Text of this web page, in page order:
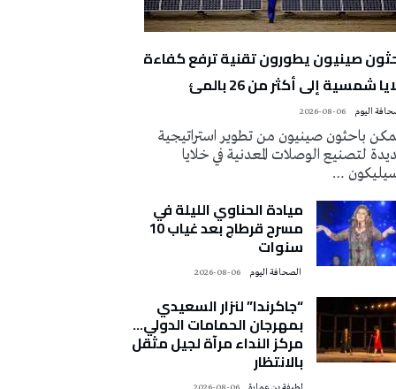
صينيون يطورون تقنية ترفع كفاءة
شمسية إلى أكثر من 26 بالمئ
2026-08-06
باحثون صينيون من تطوير استراتيجية
لتصنيع الوصلات المعدنية في خلايا
…
ميادة الحناوي الليلة في
مسرح قرطاج بعد غياب 10
سنوات
2026-08-06
“جاكرندا” لنزار السعيدي
بمهرجان الحمامات الدولي…
مركز النداء مرآة لجيل مثقل
بالانتظار